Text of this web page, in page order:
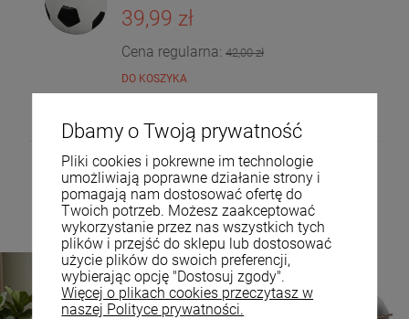
39,99 zł
Cena regularna: 42,00 zł
DO KOSZYKA
36,00 zł
DO KOSZYKA
Dbamy o Twoją prywatność
Pliki cookies i pokrewne im technologie
umożliwiają poprawne działanie strony i
pomagają nam dostosować ofertę do
Twoich potrzeb. Możesz zaakceptować
wykorzystanie przez nas wszystkich tych
plików i przejść do sklepu lub dostosować
użycie plików do swoich preferencji,
wybierając opcję "Dostosuj zgody".
Więcej o plikach cookies przeczytasz w
naszej Polityce prywatności.